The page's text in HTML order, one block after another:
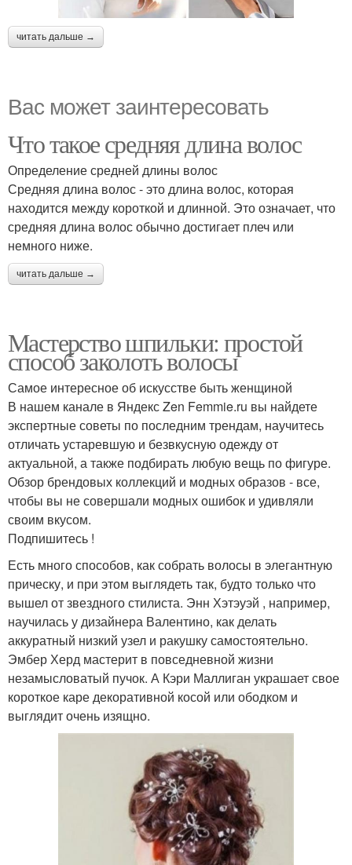
читать дальше →
Вас может заинтересовать
Что такое средняя длина волос
Определение средней длины волос
Средняя длина волос - это длина волос, которая
находится между короткой и длинной. Это означает, что
средняя длина волос обычно достигает плеч или
немного ниже.
читать дальше →
Мастерство шпильки: простой
способ заколоть волосы
Самое интересное об искусстве быть женщиной
В нашем канале в Яндекс Zen Femmie.ru вы найдете
экспертные советы по последним трендам, научитесь
отличать устаревшую и безвкусную одежду от
актуальной, а также подбирать любую вещь по фигуре.
Обзор брендовых коллекций и модных образов - все,
чтобы вы не совершали модных ошибок и удивляли
своим вкусом.
Подпишитесь !
Есть много способов, как собрать волосы в элегантную
прическу, и при этом выглядеть так, будто только что
вышел от звездного стилиста. Энн Хэтэуэй , например,
научилась у дизайнера Валентино, как делать
аккуратный низкий узел и ракушку самостоятельно.
Эмбер Херд мастерит в повседневной жизни
незамысловатый пучок. А Кэри Маллиган украшает свое
короткое каре декоративной косой или ободком и
выглядит очень изящно.